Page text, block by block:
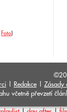
Foto)
Redakce Zásady
včetně převzetí